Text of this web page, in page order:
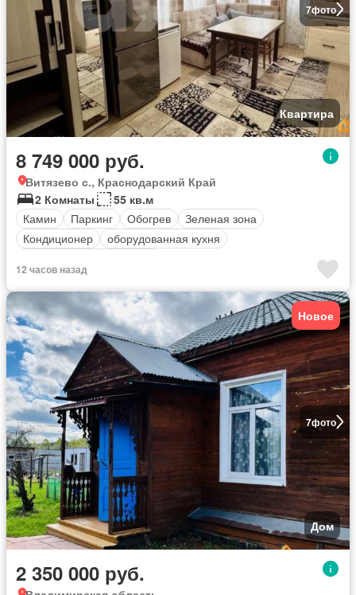
7фото
Квартира
8 749 000 руб.
Витязево с., Краснодарский Край
2 Комнаты
55 кв.м
Камин
Паркинг Обогрев
Зеленая зона
Кондиционер
оборудованная кухня
12 часов назад
7фото
Новое
Дом
2 350 000 руб.